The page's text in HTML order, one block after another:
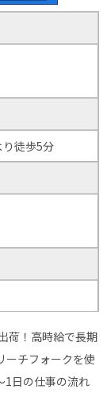
徒歩5分
荷！高時給で長期
ーチフォークを使
1日の仕事の流れ